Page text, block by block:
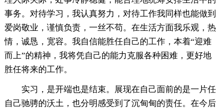
事务。对待学习，我认真努力，对待工作我同样也能做到
爱岗敬业，谨慎负责，一丝不苟。在生活方面我乐观，热
情，诚恳，宽容。我自信能胜任自己的工作，本着“迎难
而上”的精神，我将凭自己的能力克服各种困难，更好地
胜任将来的工作。
实习，是开端也是结束。展现在自己面前的是一片任
自己驰骋的沃土，也分明感受到了沉甸甸的责任。在今后